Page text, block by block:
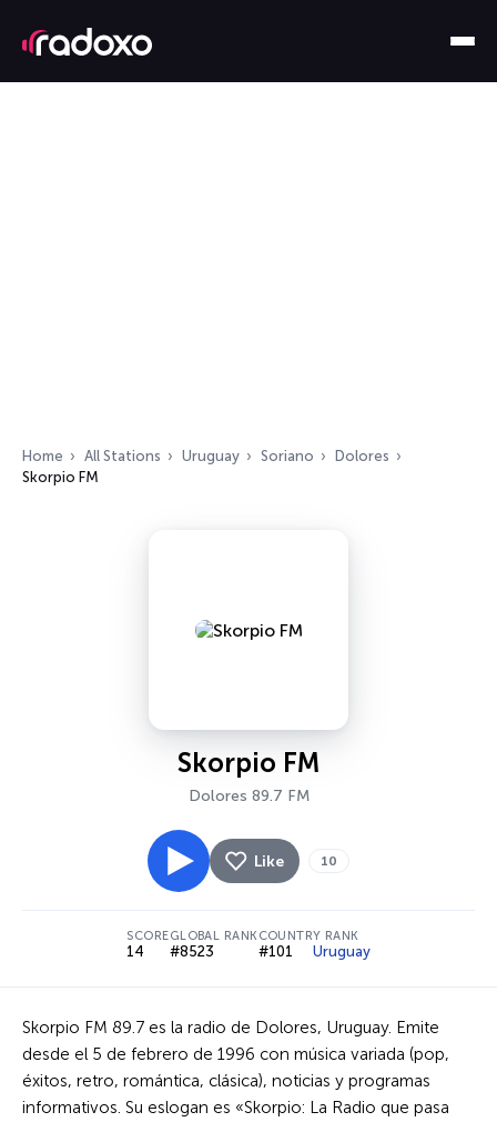
Home All Stations Uruguay Soriano
Dolores
Skorpio FM
Skorpio FM
Dolores 89.7 FM
Like 10
SCORE
14
GLOBAL RANK
#8523
COUNTRY RANK
#101 Uruguay
Skorpio FM 89.7 es la radio de Dolores, Uruguay. Emite
desde el 5 de febrero de 1996 con música variada (pop,
éxitos, retro, romántica, clásica), noticias y programas
informativos. Su eslogan es «Skorpio: La Radio que pasa